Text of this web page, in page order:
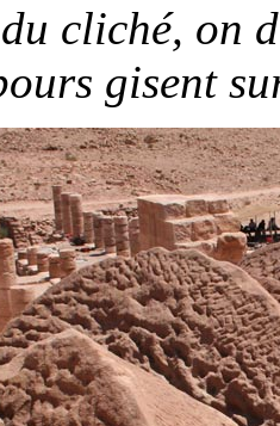
cliché, on
gisent